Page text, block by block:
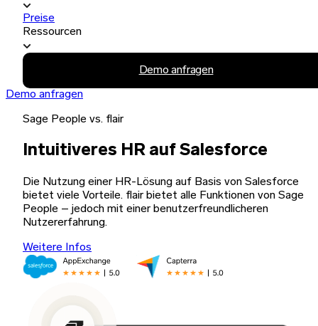
Preise
Ressourcen
Demo anfragen
Demo anfragen
Sage People vs. flair
Intuitiveres HR auf Salesforce
Die Nutzung einer HR-Lösung auf Basis von Salesforce
bietet viele Vorteile. flair bietet alle Funktionen von Sage
People – jedoch mit einer benutzerfreundlicheren
Nutzererfahrung.
Weitere Infos